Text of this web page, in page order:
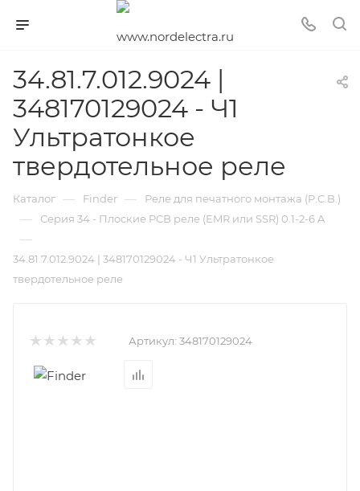
34.81.7.012.9024 |
348170129024 - Ч1
Ультратонкое
твердотельное реле
Каталог — Finder — Реле для печатного монтажа (P.C.B.)
— Серия 34 - Плоские PCB реле (EMR или SSR) 0.1-2-6 A
—
34.81.7.012.9024 | 348170129024 - Ч1 Ультратонкое
твердотельное реле
Артикул: 348170129024